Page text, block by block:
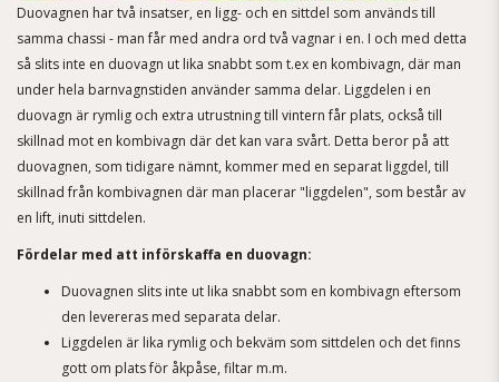
Duovagnen har två insatser, en ligg- och en sittdel som används till
samma chassi - man får med andra ord två vagnar i en. I och med detta
så slits inte en duovagn ut lika snabbt som t.ex en kombivagn, där man
under hela barnvagnstiden använder samma delar. Liggdelen i en
duovagn är rymlig och extra utrustning till vintern får plats, också till
skillnad mot en kombivagn där det kan vara svårt. Detta beror på att
duovagnen, som tidigare nämnt, kommer med en separat liggdel, till
skillnad från kombivagnen där man placerar "liggdelen", som består av
en lift, inuti sittdelen.
Fördelar med att införskaffa en duovagn:
Duovagnen slits inte ut lika snabbt som en kombivagn eftersom
den levereras med separata delar.
Liggdelen är lika rymlig och bekväm som sittdelen och det finns
gott om plats för åkpåse, filtar m.m.